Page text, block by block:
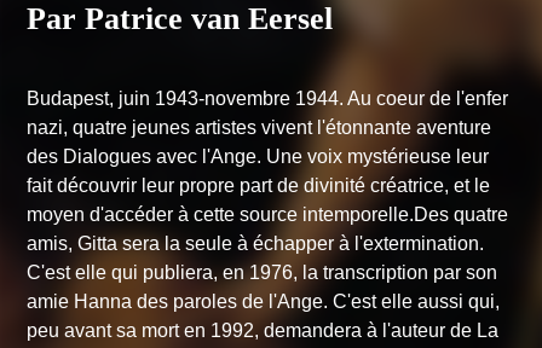
d'une vingtaine d’ouvrages, dontLa Source noire
1986),
Le Cinquième Rêve(Grasset, 1993),
(Trédaniel, 2025), des ouvrages aux sujets variés mais où il
explore toujours la même énigme : la nature de la conscience.
Par Patrice van Eersel
Budapest, juin 1943-novembre 1944. Au coeur de l'enfer
nazi, quatre jeunes artistes vivent l'étonnante aventure
des Dialogues avec l'Ange. Une voix mystérieuse leur
fait découvrir leur propre part de divinité créatrice, et le
moyen d'accéder à cette source intemporelle.Des quatre
amis, Gitta sera la seule à échapper à l'extermination.
C'est elle qui publiera, en 1976, la transcription par son
amie Hanna des paroles de l'Ange. C'est elle aussi qui,
peu avant sa mort en 1992, demandera à l'auteur de La